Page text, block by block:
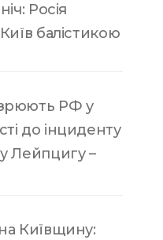
Росія
балістикою
РФ у
до інциденту
Лейпцигу –
Київщину: